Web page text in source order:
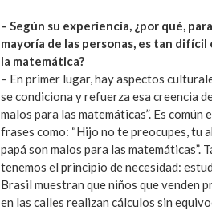
– Según su experiencia, ¿por qué,
mayoría de las personas, es tan
la matemática?
– En primer lugar, hay aspectos
se condiciona y refuerza esa creencia
malos para las matemáticas”. Es común
frases como: “Hijo no te preocupes, tu
papá son malos para las matemáticas”.
tenemos el principio de necesidad:
Brasil muestran que niños que venden
en las calles realizan cálculos sin